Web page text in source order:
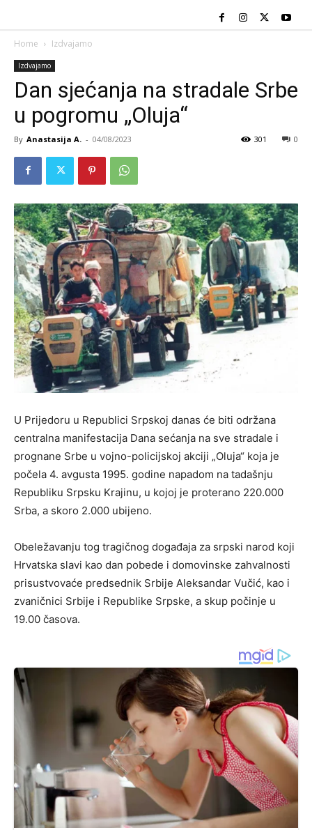
Home Izdvajamo
Izdvajamo
Dan sjećanja na stradale Srbe
u pogromu „Oluja“
By Anastasija A. - 04/08/2023 0
301
U Prijedoru u Republici Srpskoj danas će biti održana
centralna manifestacija Dana sećanja na sve stradale i
prognane Srbe u vojno-policijskoj akciji „Oluja“ koja je
počela 4. avgusta 1995. godine napadom na tadašnju
Republiku Srpsku Krajinu, u kojoj je proterano 220.000
Srba, a skoro 2.000 ubijeno.
Obeležavanju tog tragičnog događaja za srpski narod koji
Hrvatska slavi kao dan pobede i domovinske zahvalnosti
prisustvovaće predsednik Srbije Aleksandar Vučić, kao i
zvaničnici Srbije i Republike Srpske, a skup počinje u
19.00 časova.